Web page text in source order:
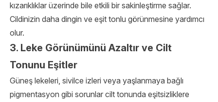
kızarıklıklar üzerinde bile etkili bir sakinleştirme sağlar.
Cildinizin daha dingin ve eşit tonlu görünmesine yardımcı
olur.
3. Leke Görünümünü Azaltır ve Cilt
Tonunu Eşitler
Güneş lekeleri, sivilce izleri veya yaşlanmaya bağlı
pigmentasyon gibi sorunlar cilt tonunda eşitsizliklere